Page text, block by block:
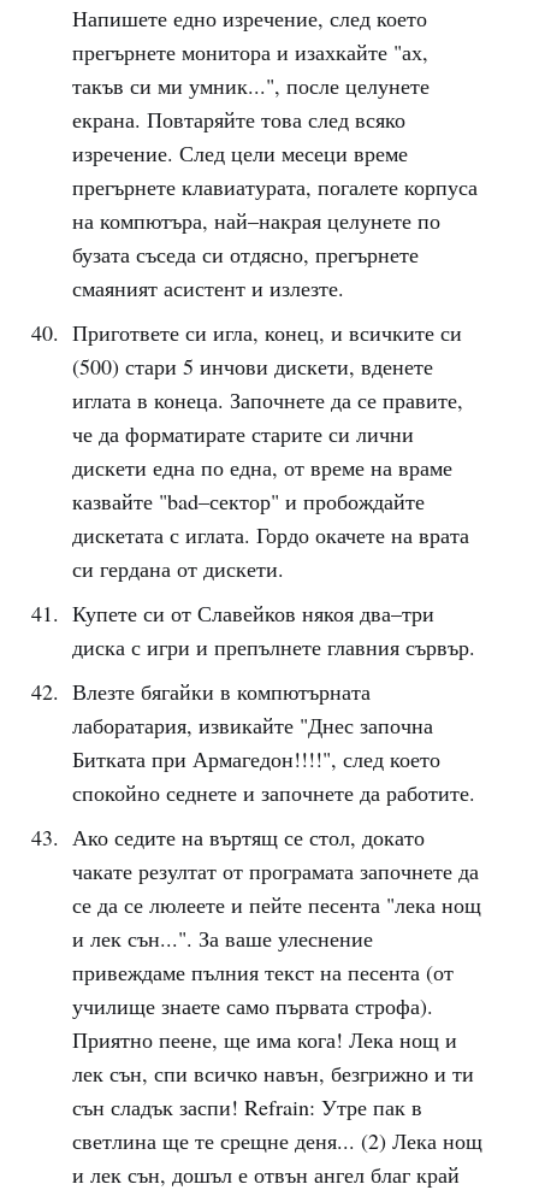
Напишете едно изречение, след което
прегърнете монитора и изахкайте "ах,
такъв си ми умник...", после целунете
екрана. Повтаряйте това след всяко
изречение. След цели месеци време
прегърнете клавиатурата, погалете корпуса
на компютъра, най–накрая целунете по
бузата съседа си отдясно, прегърнете
смаяният асистент и излезте.
Пригответе си игла, конец, и всичките си
(500) стари 5 инчови дискети, вденете
иглата в конеца. Започнете да се правите,
че да форматирате старите си лични
дискети една по една, от време на враме
казвайте "bad–сектор" и пробождайте
дискетата с иглата. Гордо окачете на врата
си гердана от дискети.
Купете си от Славейков някоя два–три
диска с игри и препълнете главния сървър.
Влезте бягайки в компютърната
лаборатария, извикайте "Днес започна
Битката при Армагедон!!!!", след което
спокойно седнете и започнете да работите.
Ако седите на въртящ се стол, докато
чакате резултат от програмата започнете да
се да се люлеете и пейте песента "лека нощ
и лек сън...". За ваше улеснение
привеждаме пълния текст на песента (от
училище знаете само първата строфа).
Приятно пеене, ще има кога! Лека нощ и
лек сън, спи всичко навън, безгрижно и ти
сън сладък заспи! Refrain: Утре пак в
светлина ще те срещне деня... (2) Лека нощ
и лек сън, дошъл е отвън ангел благ край